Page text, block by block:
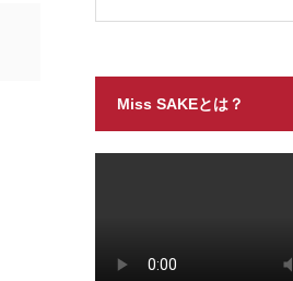
Miss SAKEとは？